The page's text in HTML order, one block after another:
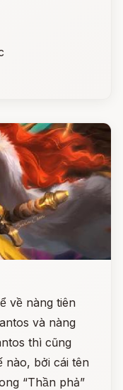
về nàng tiên
và nàng
thì cũng
nào, bởi cái tên
“Thần phả”